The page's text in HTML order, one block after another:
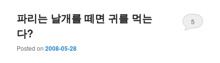
파리는 날개를 떼면 귀를 먹는
다?
Posted on2008-05-28
5